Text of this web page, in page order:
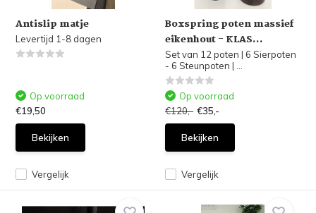
Antislip matje
Levertijd 1-8 dagen
Vergelijk
Op voorraad
€19,50
Bekijken
Boxspring poten massief
eikenhout - KLAS...
Set van 12 poten | 6 Sierpoten
- 6 Steunpoten | ...
Vergelijk
Op voorraad
€120,- €35,-
Bekijken